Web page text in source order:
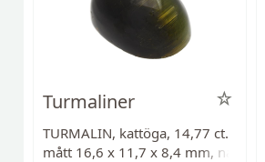
Turmaliner
TURMALIN, kattöga, 14,77 ct.
mått 16,6 x 11,7 x 8,4 mm, na